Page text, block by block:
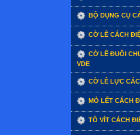
BỘ DỤNG CỤ
CỜ LÊ CÁCH
CỜ LÊ ĐUÔI
VDE
CỜ LÊ LỰC
MỎ LẾT CÁCH
TÔ VÍT CÁCH